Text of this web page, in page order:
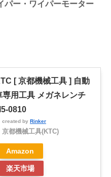
パー・ワイパーモーター
[ 京都機械工具 ] 自動
専用工具 メガネレンチ
0810
created by Rinker
京都機械工具(KTC)
Amazon
楽天市場